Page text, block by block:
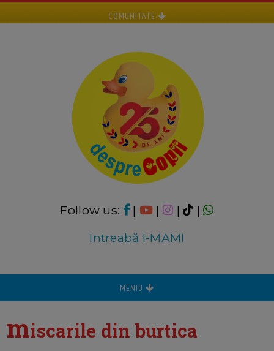
COMUNITATE
Follow us: | | |
|
Intreabă I-MAMI
MENIU
miscarile din burtica